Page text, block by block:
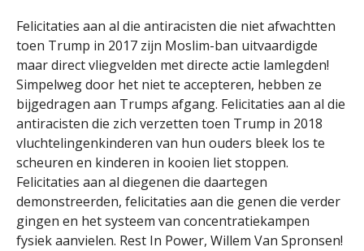
Felicitaties aan al die antiracisten die niet afwachtten
toen Trump in 2017 zijn Moslim-ban uitvaardigde
maar direct vliegvelden met directe actie lamlegden!
Simpelweg door het niet te accepteren, hebben ze
bijgedragen aan Trumps afgang. Felicitaties aan al die
antiracisten die zich verzetten toen Trump in 2018
vluchtelingenkinderen van hun ouders bleek los te
scheuren en kinderen in kooien liet stoppen.
Felicitaties aan al diegenen die daartegen
demonstreerden, felicitaties aan die genen die verder
gingen en het systeem van concentratiekampen
fysiek aanvielen. Rest In Power, Willem Van Spronsen!